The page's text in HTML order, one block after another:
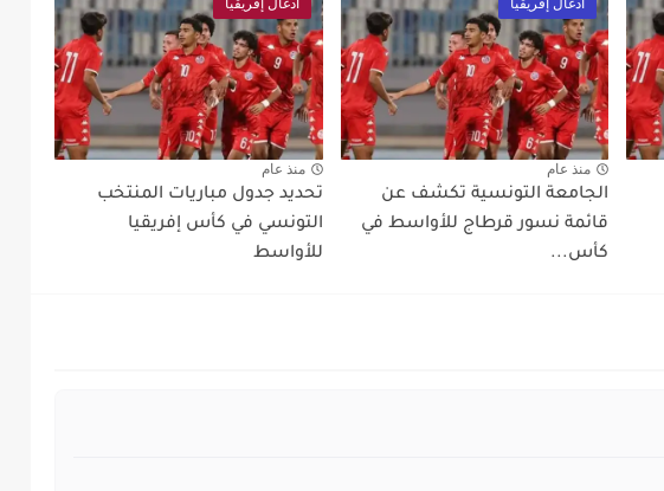
أدغال إفريقيا
منذ عام
الجامعة التونسية تكشف عن
قائمة نسور قرطاج للأواسط في
كأس...
أدغال إفريقيا
منذ عام
تحديد جدول مباريات المنتخب
التونسي في كأس إفريقيا
للأواسط